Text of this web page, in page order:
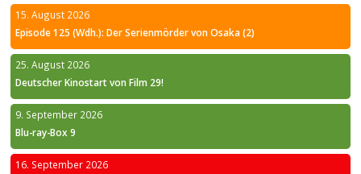
15. August 2026
Episode 125 (Wdh.): Der Serienmörder von Osaka (2)
25. August 2026
Deutscher Kinostart von Film 29!
9. September 2026
Blu-ray-Box 9
16. September 2026